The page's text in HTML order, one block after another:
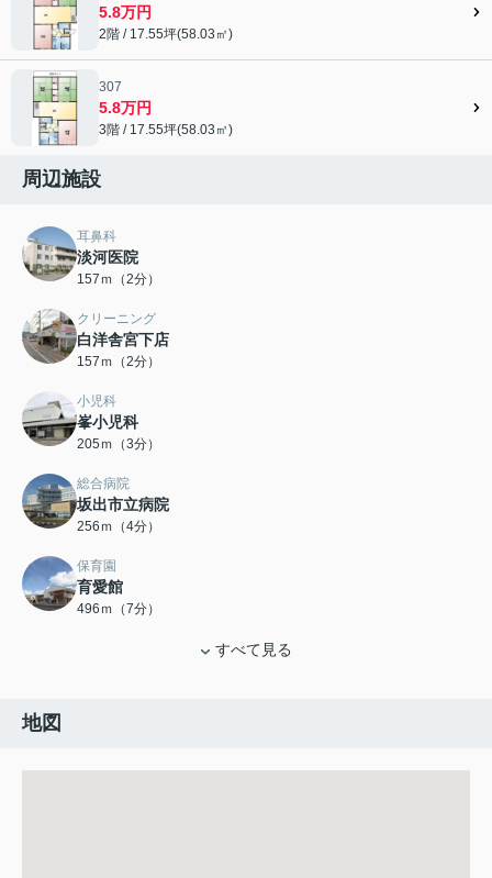
5.8万円
2階 / 17.55坪(58.03㎡)
307
5.8万円
3階 / 17.55坪(58.03㎡)
周辺施設
耳鼻科
淡河医院
157ｍ（2分）
クリーニング
白洋舎宮下店
157ｍ（2分）
小児科
峯小児科
205ｍ（3分）
総合病院
坂出市立病院
256ｍ（4分）
保育園
育愛館
496ｍ（7分）
すべて見る
地図